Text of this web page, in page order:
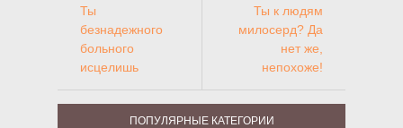
Ты
безнадежного
больного
исцелишь
Ты к людям
милосерд? Да
нет же,
непохоже!
ПОПУЛЯРНЫЕ КАТЕГОРИИ